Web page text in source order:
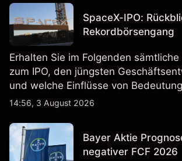
SpaceX-IPO:
Rekordbörsengang
Erhalten Sie im Folgenden
zum IPO, den jüngsten
und welche Einflüsse von
14:56, 3 August 2026
Bayer Aktie
negativer FCF 2026